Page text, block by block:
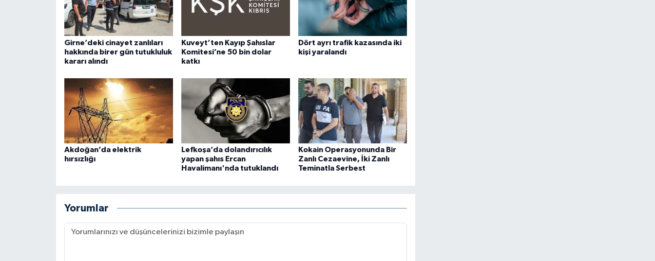
Girne’deki cinayet zanlıları
hakkında birer gün tutukluluk
kararı alındı
Kuveyt’ten Kayıp Şahıslar
Komitesi’ne 50 bin dolar
katkı
Dört ayrı trafik kazasında iki
kişi yaralandı
Akdoğan’da elektrik
hırsızlığı
Lefkoşa’da dolandırıcılık
yapan şahıs Ercan
Havalimanı'nda tutuklandı
Kokain Operasyonunda Bir
Zanlı Cezaevine, İki Zanlı
Teminatla Serbest
Yorumlar